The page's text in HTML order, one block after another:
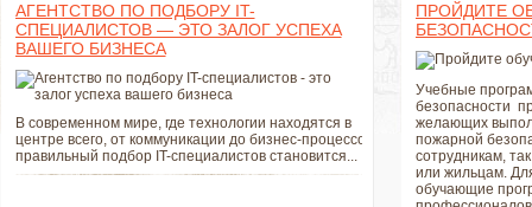
АГЕНТСТВО ПО ПОДБОРУ IT-
СПЕЦИАЛИСТОВ — ЭТО ЗАЛОГ УСПЕХА
ВАШЕГО БИЗНЕСА
В современном мире, где технологии находятся в
центре всего, от коммуникации до бизнес-процессов,
правильный подбор IT-специалистов становится...
ПРОЙДИТЕ
Учебные
безопасности
желающих
пожарной
сотрудникам,
или жильцам.
обучающие